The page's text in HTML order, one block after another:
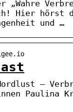
„Wahre
Hier hörst
und …
–
Paulina